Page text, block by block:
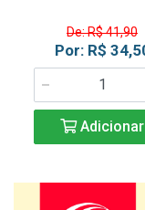
De: R$ 41,90
Por: R$
Adicionar